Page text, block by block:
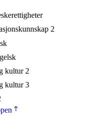
2
kultur 2
kultur 3